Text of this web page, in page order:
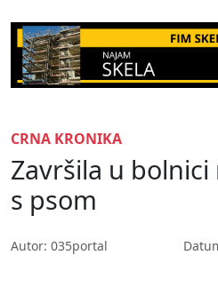
CRNA KRONIKA
Završila u
s psom
Autor: 035portal